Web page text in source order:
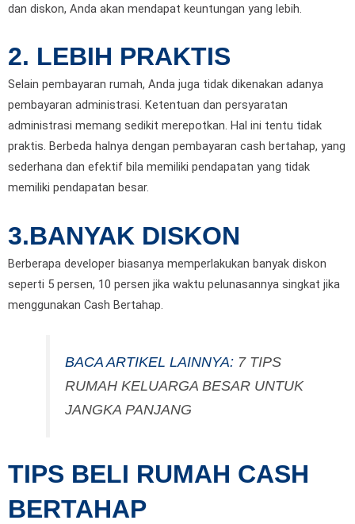
dan diskon, Anda akan mendapat keuntungan yang lebih.
2. LEBIH PRAKTIS
Selain pembayaran rumah, Anda juga tidak dikenakan adanya
pembayaran administrasi. Ketentuan dan persyaratan
administrasi memang sedikit merepotkan. Hal ini tentu tidak
praktis. Berbeda halnya dengan pembayaran cash bertahap, yang
sederhana dan efektif bila memiliki pendapatan yang tidak
memiliki pendapatan besar.
3.BANYAK DISKON
Berberapa developer biasanya memperlakukan banyak diskon
seperti 5 persen, 10 persen jika waktu pelunasannya singkat jika
menggunakan Cash Bertahap.
BACA ARTIKEL LAINNYA: 7 TIPS
RUMAH KELUARGA BESAR UNTUK
JANGKA PANJANG
TIPS BELI RUMAH CASH
BERTAHAP